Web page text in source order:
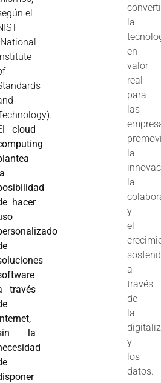
el
cloud
hacer
través
la
la
en
valor
real
para
las
la
la
y
el
a
través
de
la
y
los
datos.